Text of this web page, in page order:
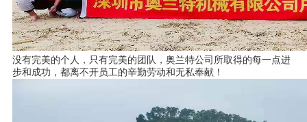
没有完美的个人，只有完美的团队，奥兰特公司所取得的每一点进
步和成功，都离不开员工的辛勤劳动和无私奉献！